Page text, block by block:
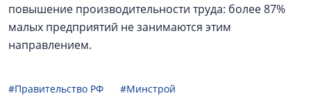
повышение производительности труда: более 87%
малых предприятий не занимаются этим
направлением.
#Правительство РФ
#Минстрой